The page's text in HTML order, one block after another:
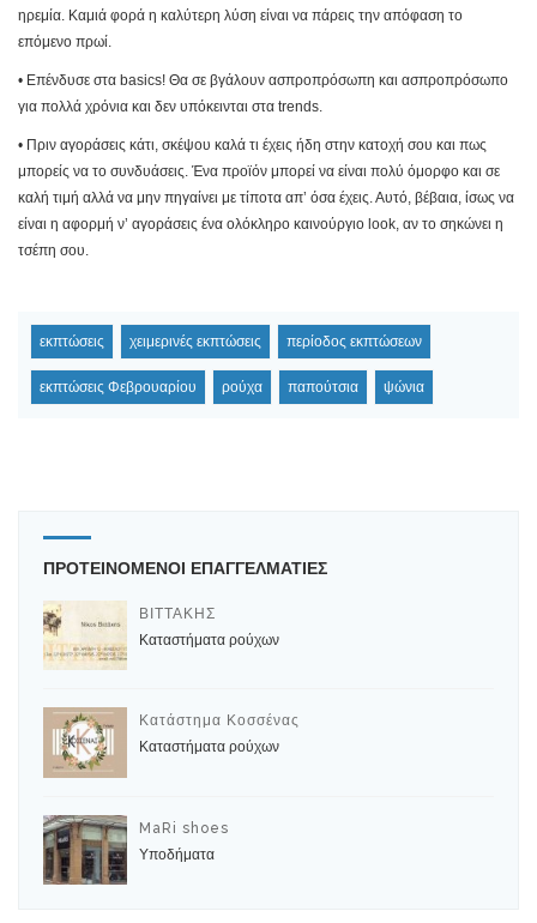
ηρεμία. Καμιά φορά η καλύτερη λύση είναι να πάρεις την απόφαση το
επόμενο πρωί.
• Επένδυσε στα basics! Θα σε βγάλουν ασπροπρόσωπη και ασπροπρόσωπο
για πολλά χρόνια και δεν υπόκεινται στα trends.
• Πριν αγοράσεις κάτι, σκέψου καλά τι έχεις ήδη στην κατοχή σου και πως
μπορείς να το συνδυάσεις. Ένα προϊόν μπορεί να είναι πολύ όμορφο και σε
καλή τιμή αλλά να μην πηγαίνει με τίποτα απ’ όσα έχεις. Αυτό, βέβαια, ίσως να
είναι η αφορμή ν’ αγοράσεις ένα ολόκληρο καινούργιο look, αν το σηκώνει η
τσέπη σου.
εκπτώσεις χειμερινές εκπτώσεις περίοδος εκπτώσεων
εκπτώσεις Φεβρουαρίου ρούχα παπούτσια ψώνια
ΠΡΟΤΕΙΝΟΜΕΝΟΙ ΕΠΑΓΓΕΛΜΑΤΙΕΣ
ΒΙΤΤΑΚΗΣ
Καταστήματα ρούχων
Κατάστημα Κοσσένας
Καταστήματα ρούχων
MaRi shoes
Υποδήματα